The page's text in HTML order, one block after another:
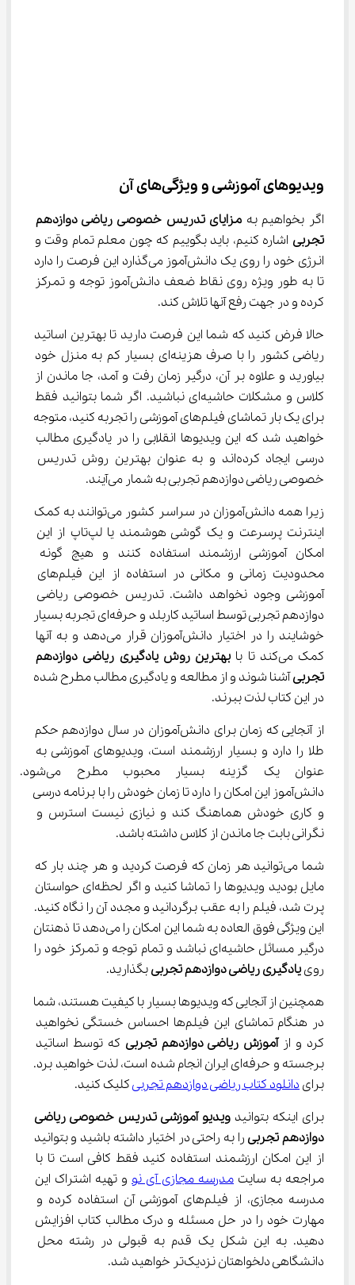
ویدیوهای آموزشی و ویژگی‌های آن
اگر بخواهیم به مزایای تدریس خصوصی ریاضی دوازدهم
تجربی اشاره کنیم، باید بگوییم که چون معلم تمام وقت و
انرژی خود را روی یک دانش‌آموز می‌گذارد این فرصت را دارد
تا به طور ویژه روی نقاط ضعف دانش‌آموز توجه و تمرکز
کرده و در جهت رفع آنها تلاش کند.
حالا فرض کنید که شما این فرصت دارید تا بهترین اساتید
ریاضی کشور را با صرف هزینه‌ای بسیار کم به منزل خود
بیاورید و علاوه بر آن، درگیر زمان رفت و آمد، جا ماندن از
کلاس و مشکلات حاشیه‌ای نباشید. اگر شما بتوانید فقط
برای یک بار تماشای فیلم‌های آموزشی را تجربه کنید، متوجه
خواهید شد که این ویدیوها انقلابی را در یادگیری مطالب
درسی ایجاد کرده‌اند و به عنوان بهترین روش تدریس
خصوصی ریاضی دوازدهم تجربی به شمار می‌آیند.
زیرا همه دانش‌آموزان در سراسر کشور می‌توانند به کمک
اینترنت پرسرعت و یک گوشی هوشمند یا لپ‌تاپ از این
امکان آموزشی ارزشمند استفاده کنند و هیچ گونه
محدودیت زمانی و مکانی در استفاده از این فیلم‌های
آموزشی وجود نخواهد داشت. تدریس خصوصی ریاضی
دوازدهم تجربی توسط اساتید کاربلد و حرفه‌ای تجربه بسیار
خوشایند را در اختیار دانش‌آموزان قرار می‌دهد و به آنها
کمک می‌کند تا با
بهترین روش یادگیری ریاضی دوازدهم
تجربی آشنا شوند و از مطالعه و یادگیری مطالب مطرح شده
در این کتاب لذت ببرند.
از آنجایی که زمان برای دانش‌آموزان در سال دوازدهم حکم
طلا را دارد و بسیار ارزشمند است، ویدیوهای آموزشی به
عنوان یک گزینه بسیار محبوب
دانش‌آموز این امکان را دارد تا زمان خودش را با برنامه درسی
و کاری خودش هماهنگ کند و نیازی نیست استرس و
نگرانی بابت جا ماندن از کلاس داشته باشد.
شما می‌توانید هر زمان که فرصت کردید و هر چند بار که
مایل بودید ویدیوها را تماشا کنید و اگر لحظه‌ای حواستان
پرت شد، فیلم را به عقب برگردانید و مجدد آن را نگاه کنید.
این ویژگی فوق العاده به شما این امکان را می‌دهد تا ذهنتان
درگیر مسائل حاشیه‌ای نباشد و تمام توجه و تمرکز خود را
روی یادگیری ریاضی دوازدهمتجربی بگذارید.
همچنین از آنجایی که ویدیوها بسیار با کیفیت هستند، شما
در هنگام تماشای این فیلم‌ها احساس خستگی نخواهید
کرد و از آموزش ریاضی دوازدهم تجربی که توسط اساتید
برجسته و حرفه‌ای ایران انجام شده است، لذت خواهید برد.
برای دانلود کتاب ریاضی دوازدهم تجربی کلیک کنید.
برای اینکه بتوانید ویدیو آموزشی تدریس خصوصی ریاضی
دوازدهم تجربی را به راحتی در اختیار داشته باشید و بتوانید
از این امکان ارزشمند استفاده کنید فقط کافی است تا با
مراجعه به سایت مدرسه مجازی آی نو و تهیه اشتراک این
مدرسه مجازی، از فیلم‌های آموزشی آن استفاده کرده و
مهارت خود را در حل مسئله و درک مطالب کتاب افزایش
دهید. به این شکل یک قدم به قبولی در رشته محل
دانشگاهی دلخواهتان نزدیک‌تر خواهید شد.